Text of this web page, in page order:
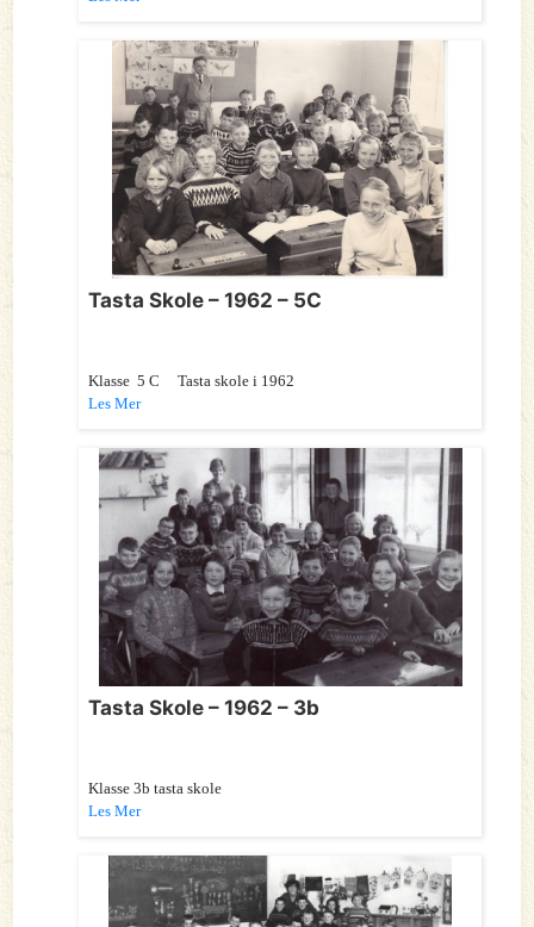
Tasta Skole – 1962 – 5C
Klasse 5 C Tasta skole i 1962
Les Mer
Tasta Skole – 1962 – 3b
Klasse 3b tasta skole
Les Mer